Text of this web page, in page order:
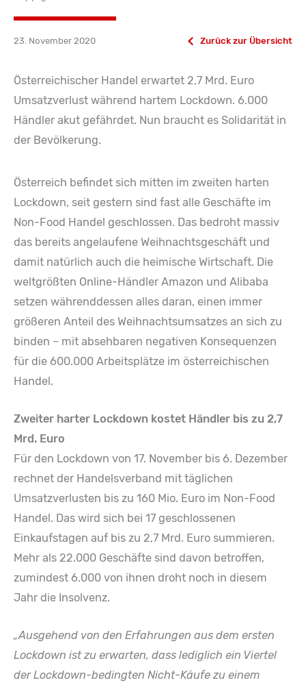
23. November 2020 Zurück zur Übersicht
Österreichischer Handel erwartet 2,7 Mrd. Euro
Umsatzverlust während hartem Lockdown. 6.000
Händler akut gefährdet. Nun braucht es Solidarität in
der Bevölkerung.
Österreich befindet sich mitten im zweiten harten
Lockdown, seit gestern sind fast alle Geschäfte im
Non-Food Handel geschlossen. Das bedroht massiv
das bereits angelaufene Weihnachtsgeschäft und
damit natürlich auch die heimische Wirtschaft. Die
weltgrößten Online-Händler Amazon und Alibaba
setzen währenddessen alles daran, einen immer
größeren Anteil des Weihnachtsumsatzes an sich zu
binden – mit absehbaren negativen Konsequenzen
für die 600.000 Arbeitsplätze im österreichischen
Handel.
Zweiter harter Lockdown kostet Händler bis zu 2,7
Mrd. Euro
Für den Lockdown von 17. November bis 6. Dezember
rechnet der Handelsverband mit täglichen
Umsatzverlusten bis zu 160 Mio. Euro im Non-Food
Handel. Das wird sich bei 17 geschlossenen
Einkaufstagen auf bis zu 2,7 Mrd. Euro summieren.
Mehr als 22.000 Geschäfte sind davon betroffen,
zumindest 6.000 von ihnen droht noch in diesem
Jahr die Insolvenz.
„Ausgehend von den Erfahrungen aus dem ersten
Lockdown ist zu erwarten, dass lediglich ein Viertel
der Lockdown-bedingten Nicht-Käufe zu einem